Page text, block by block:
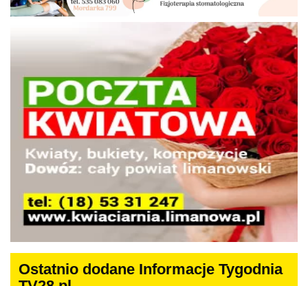
Ostatnio dodane Informacje Tygodnia